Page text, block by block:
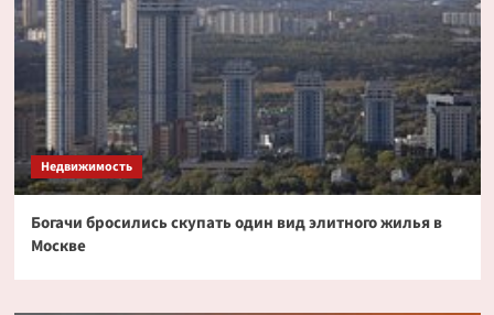
Недвижимость
Богачи бросились скупать один вид элитного жилья в
Москве